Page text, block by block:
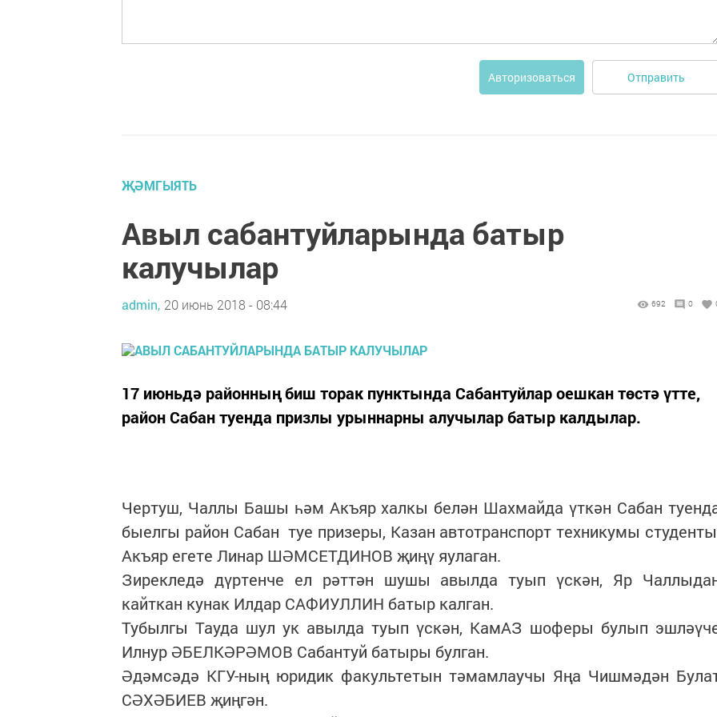
Авторизоваться Отправить
ҖӘМГЫЯТЬ
Авыл сабантуйларында батыр
калучылар
admin, 20 июнь 2018 - 08:44 692 0
17 июньдә районның биш торак пунктында Сабантуйлар оешкан төстә үтте,
район Сабан туенда призлы урыннарны алучылар батыр калдылар.
Чертуш, Чаллы Башы һәм Акъяр халкы белән Шахмайда үткән Сабан
быелгы район Сабан туе призеры, Казан автотранспорт техникумы
Акъяр егете Линар ШӘМСЕТДИНОВ җиңү яулаган.
Зирекледә дүртенче ел рәттән шушы авылда туып үскән, Яр
кайткан кунак Илдар САФИУЛЛИН батыр калган.
Тубылгы Тауда шул ук авылда туып үскән, КамАЗ шоферы булып
Илнур ӘБЕЛКӘРӘМОВ Сабантуй батыры булган.
Әдәмсәдә КГУ-ның юридик факультетын тәмамлаучы Яңа Чишмәдән
СӘХӘБИЕВ җиңгән.